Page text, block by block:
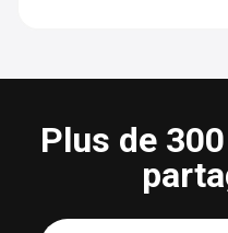
Plus de